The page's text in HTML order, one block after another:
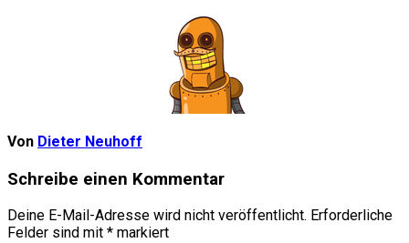
Von Dieter Neuhoff
Schreibe einen Kommentar
Deine E-Mail-Adresse wird nicht veröffentlicht. Erforderliche
Felder sind mit * markiert